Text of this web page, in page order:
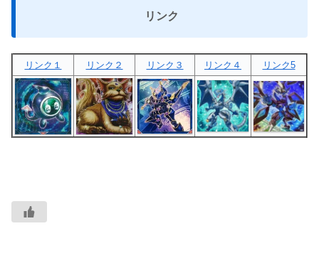
リンク
リンク１ リンク２ リンク３ リンク４ リンク5